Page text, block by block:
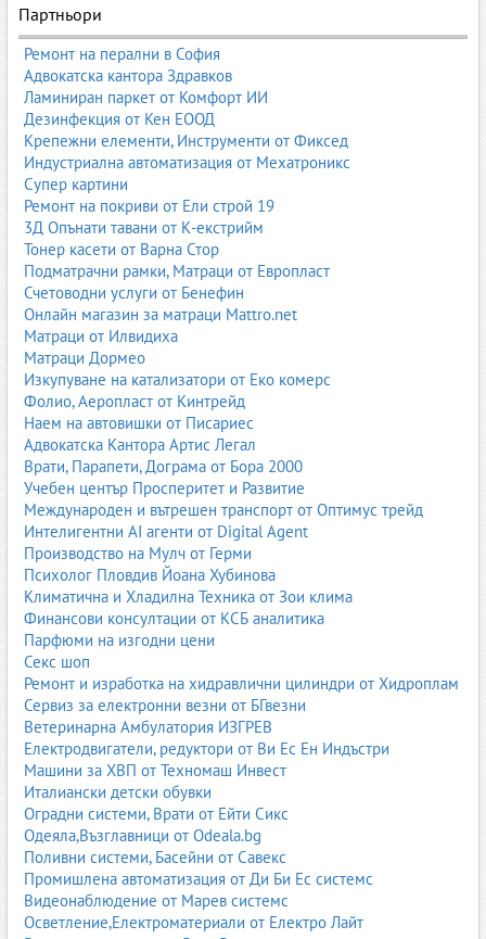
1. Какво представляват мотокарите
Мотокарите са подемно-транспортни машини, предназначени
за повдигане, преместване и подреждане на палетизирани и
непалетизирани товари. Те се използват в почти всички
индустрии, където има нужда от логистика и складиране.
Основните характеристики на мотокарите включват:
товароподемност– от 1 до над 16 тона;
височина на повдигане– от 3 до над 12 метра;
тип задвижване– електрически, газови, дизелови;
тип мачта– стандартна, тройна, свободен ход;
приложение– вътрешно или външно.
Мотокарите са проектирани да работят в тежки условия, при
високи натоварвания и в динамична среда.
2. Видове мотокари
Мотокарите се разделят според задвижването, конструкцията,
предназначението и работната среда. Всеки тип има своите
предимства и специфични приложения.
2.1. Електрокари (електрически мотокари)
Електрокарите са най-предпочитани за закрити помещения,
защото:
не отделят вредни емисии;
работят тихо;
имат ниски разходи за поддръжка;
подходящи са за хранителна, фармацевтична и
логистична индустрия.
Съвременните електрокари използват литиево-йонни батерии,
които позволяват бързо зареждане и дълъг живот.
2.2. Газокари (LPG мотокари)
Газокарите са универсални и могат да работят както на закрито,
така и на открито. Те предлагат:
ниски емисии;
добра мощност;
Партньори
Ремонт на перални в София
Адвокатска кантора Здравков
Ламиниран паркет от Комфорт ИИ
Дезинфекция от Кен ЕООД
Крепежни елементи, Инструменти от Фиксед
Индустриална автоматизация от Мехатроникс
Супер картини
Ремонт на покриви от Ели строй 19
3Д Опънати тавани от К-екстрийм
Тонер касети от Варна Стор
Подматрачни рамки, Матраци от Европласт
Счетоводни услуги от Бенефин
Онлайн магазин за матраци Mattro.net
Матраци от Илвидиха
Матраци Дормео
Изкупуване на катализатори от Еко комерс
Фолио, Аеропласт от Кинтрейд
Наем на автовишки от Писариес
Адвокатска Кантора Артис Легал
Врати, Парапети, Дограма от Бора 2000
Учебен център Просперитет и Развитие
Международен и вътрешен транспорт от Оптимус трейд
Интелигентни AI агенти от Digital Agent
Производство на Мулч от Герми
Психолог Пловдив Йоана Хубинова
Климатична и Хладилна Техника от Зои клима
Финансови консултации от КСБ аналитика
Парфюми на изгодни цени
Секс шоп
Ремонт и изработка на хидравлични цилиндри от Хидроплам
Сервиз за електронни везни от БГвезни
Ветеринарна Амбулатория ИЗГРЕВ
Електродвигатели, редуктори от Ви Ес Ен Индъстри
Машини за ХВП от Техномаш Инвест
Италиански детски обувки
Оградни системи, Врати от Ейти Сикс
Одеяла,Възглавници от Odeala.bg
Поливни системи, Басейни от Савекс
Промишлена автоматизация от Ди Би Ес системс
Видеонаблюдение от Марев системс
Осветление,Електроматериали от Електро Лайт